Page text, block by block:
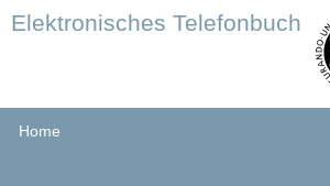
Elektronisches Telefonbuch
Home